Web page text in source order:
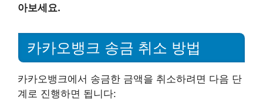
아보세요.
카카오뱅크 송금 취소 방법
카카오뱅크에서 송금한 금액을 취소하려면 다음 단
계로 진행하면 됩니다: